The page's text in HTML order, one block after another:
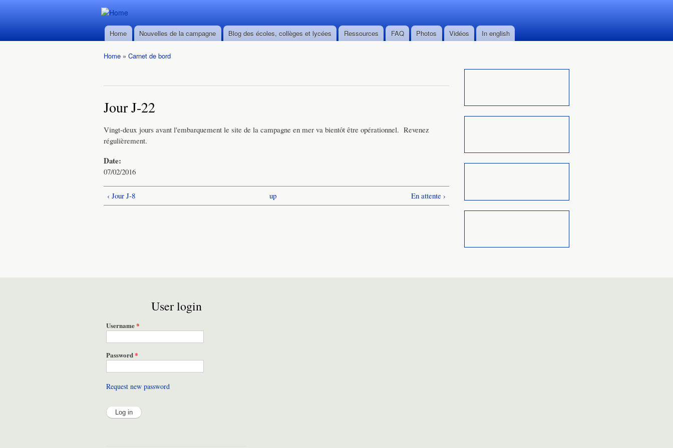
content
Durban ->
Walvis Bay
au
Durban ->
Walvis Bay
du 28/02
au
Main menu
Home Nouvelles de la campagne Blog des écoles, collèges et lycées Ressources FAQ Photos Vidéos In english
Home » Carnet de bord
Jour J-22
Vingt-deux jours avant l'embarquement le site de la campagne en mer va bientôt être opérationnel. Revenez
régulièrement.
Date:
07/02/2016
‹ Jour J-8 up En attente ›
User login
Username*
Password*
Request new password